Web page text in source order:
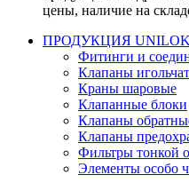
цены, наличие на
ПРОДУКЦИЯ UNILOK
Фитинги и
Клапаны
Краны шаровые
Клапанные блоки
Клапаны
Клапаны
Фильтры тонкой
Элементы особо